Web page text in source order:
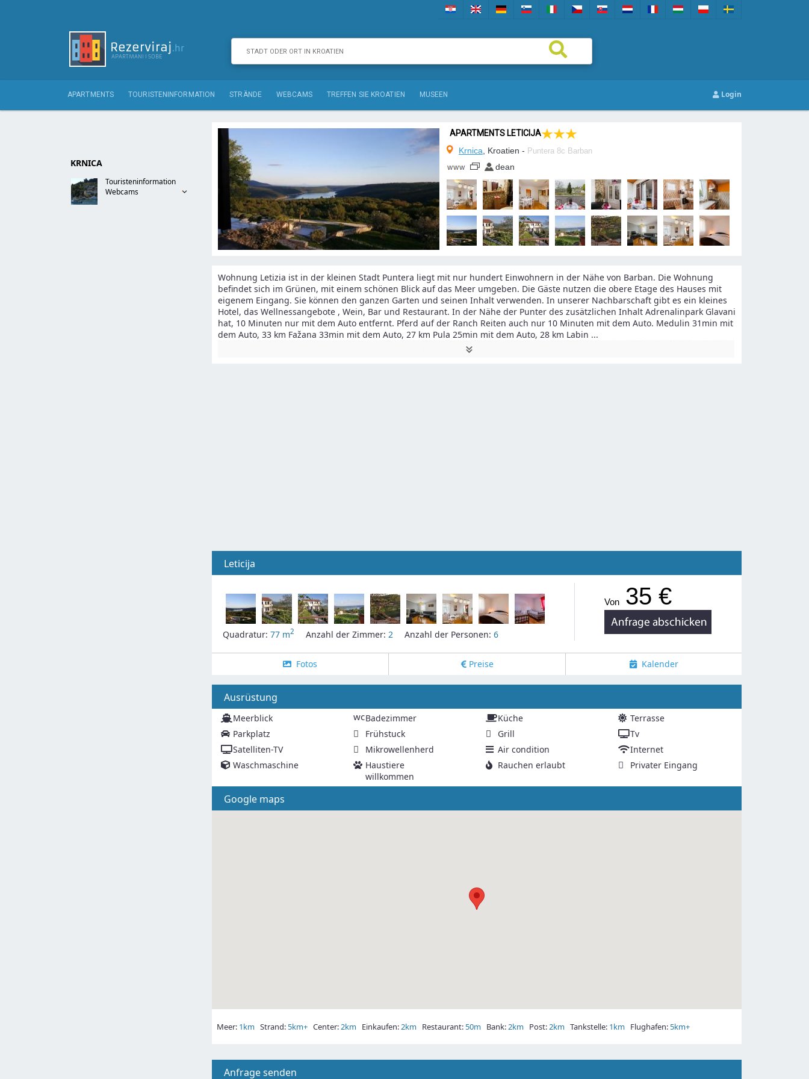
APARTMENTS TOURISTENINFORMATION STRÄNDE WEBCAMS TREFFEN SIE KROATIEN MUSEEN Login
KRNICA
Touristeninformation
Webcams
APARTMENTS LETICIJA
Krnica , Kroatien - Puntera 8c Barban
dean
Wohnung Letizia ist in der kleinen Stadt Puntera liegt mit nur hundert Einwohnern in der Nähe von Barban. Die Wohnung
befindet sich im Grünen, mit einem schönen Blick auf das Meer umgeben. Die Gäste nutzen die obere Etage des Hauses mit
eigenem Eingang. Sie können den ganzen Garten und seinen Inhalt verwenden. In unserer Nachbarschaft gibt es ein kleines
Hotel, das Wellnessangebote , Wein, Bar und Restaurant. In der Nähe der Punter des zusätzlichen Inhalt Adrenalinpark Glavani
hat, 10 Minuten nur mit dem Auto entfernt. Pferd auf der Ranch Reiten auch nur 10 Minuten mit dem Auto. Medulin 31min mit
dem Auto, 33 km Fažana 33min mit dem Auto, 27 km Pula 25min mit dem Auto, 28 km Labin ...
Leticija
Quadratur: 77 m2 Anzahl der Zimmer: 2 Anzahl der Personen: 6
Von 35 €
Fotos Preise Kalender
Ausrüstung
Meerblick wcBadezimmer Küche
Terrasse
Parkplatz
Frühstuck Grill
Tv
Satelliten-TV
Mikrowellenherd Air condition
Internet
Waschmaschine
Haustiere
willkommen
Rauchen erlaubt Privater Eingang
Google maps
Meer: 1km Strand: 5km+ Center:2km Einkaufen:2km Restaurant: 50m Bank:2km Post:2km Tankstelle: 1km Flughafen: 5km+
Anfrage senden